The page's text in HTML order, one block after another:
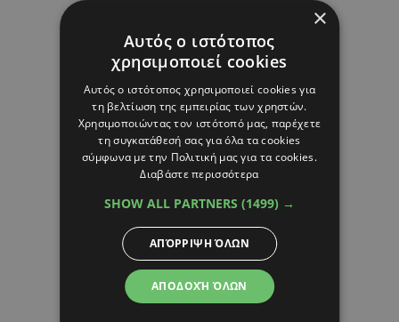
×
Αυτός ο ιστότοπος
χρησιμοποιεί cookies
Αυτός ο ιστότοπος χρησιμοποιεί cookies για
τη βελτίωση της εμπειρίας των χρηστών.
Χρησιμοποιώντας τον ιστότοπό μας, παρέχετε
τη συγκατάθεσή σας για όλα τα cookies
σύμφωνα με την Πολιτική μας για τα cookies.
Διαβάστε περισσότερα
SHOW ALL PARTNERS (1499) →
ΑΠΟΔΟΧΉ ΌΛΩΝ
ΑΠΌΡΡΙΨΗ ΌΛΩΝ